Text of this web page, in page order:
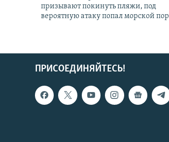
призывают покинуть пляжи, под
вероятную атаку попал морской
ПРИСОЕДИНЯЙТЕСЬ!